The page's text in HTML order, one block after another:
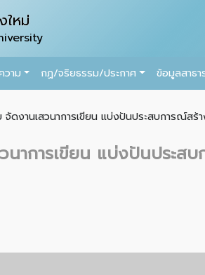
ใหม่
าม กฏ/จริยธรรม/ประกาศ ข้อมูลสาธ
จัดงานเสวนาการเขียน แบ่งปันประสบการณ์สร้
าการเขียน แบ่งปันประส